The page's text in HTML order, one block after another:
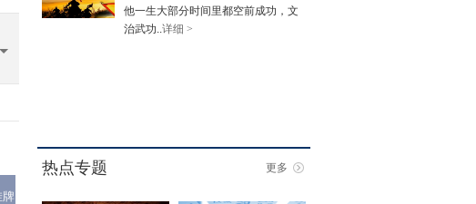
他一生大部分时间里都空前成功，文
治武功..详细 >
热点专题 更多